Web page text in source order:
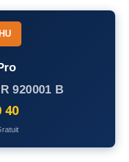
920001 B
40